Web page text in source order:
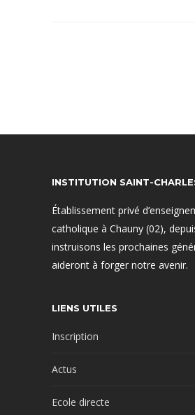
INSTITUTION SAINT-
Établissement privé
catholique à Chauny (02),
instruisons les prochaines
aideront à forger notre avenir.
LIENS UTILES
Inscription
Actus
Ecole directe